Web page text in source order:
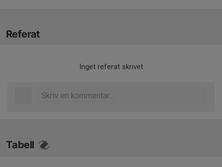
Referat
Inget referat skrivet
Tabell